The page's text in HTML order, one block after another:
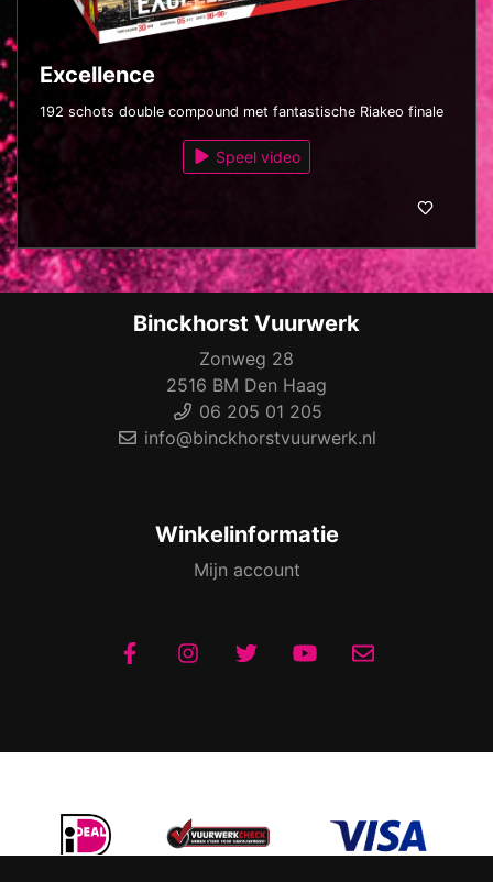
Excellence
192 schots double compound met fantastische Riakeo finale
Speel video
Binckhorst Vuurwerk
Zonweg 28
2516 BM Den Haag
06 205 01 205
info@binckhorstvuurwerk.nl
Winkelinformatie
Mijn account